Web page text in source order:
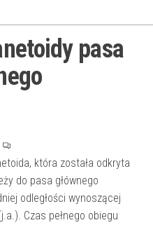
pasa
która została odkryta
do pasa głównego
odległości wynoszącej
Czas pełnego obiegu